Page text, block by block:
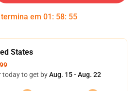
em 01 : 58: 54
States
today to get byAug. 15 - Aug. 22